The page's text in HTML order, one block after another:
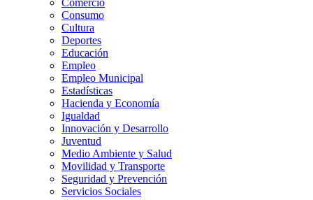
Consumo
Cultura
Deportes
Educación
Empleo
Empleo Municipal
Estadísticas
Hacienda y Economía
Igualdad
Innovación y Desarrollo
Juventud
Medio Ambiente y Salud
Movilidad y Transporte
Seguridad y Prevención
Servicios Sociales